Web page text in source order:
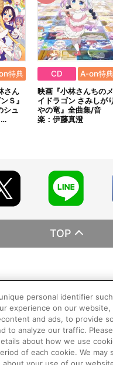
特典
さん
Ｓ』
シュ
…
CD
A-on特典
映画『小林さんちのメ
イドラゴン さみしが
やの竜』全曲集/音
楽：伊藤真澄
TOP
引法に基づく表示 プライバシーポ
ン 会社概要
イトマップ お問い合わせ
ー
personal identifier
experience on our website,
and ads, to provide
to analyze our traffic.
about how we use
of each cookie. We may